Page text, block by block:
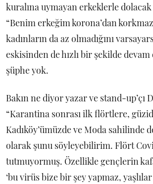
kuralına uymayan erkeklerle
“Benim erkeğim korona’dan
kadınların da az olmadığını
eskisinden de hızlı bir şekilde
şüphe yok.
Bakın ne diyor yazar ve stand-up’çı
“Karantina sonrası ilk flörtlere,
Kadıköy’ümüzde ve Moda sahilinde
olarak şunu söyleyebilirim. Flört
tutmuyormuş. Özellikle gençlerin
‘bu virüs bize bir şey yapmaz,